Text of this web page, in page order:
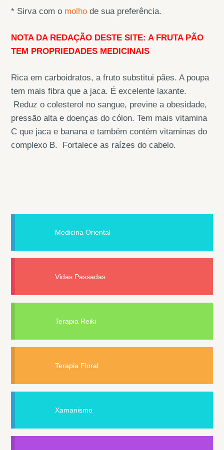
* Sirva com o molho de sua preferência.
NOTA DA REDAÇÃO DESTE SITE: A FRUTA PÃO
TEM PROPRIEDADES MEDICINAIS
Rica em carboidratos, a fruto substitui pães. A poupa
tem mais fibra que a jaca. É excelente laxante.
Reduz o colesterol no sangue, previne a obesidade,
pressão alta e doenças do cólon. Tem mais vitamina
C que jaca e banana e também contém vitaminas do
complexo B. Fortalece as raízes do cabelo.
Medicina Oriental
Vidas Passadas
Terapia Reiki
Terapia Floral
Xamanismo